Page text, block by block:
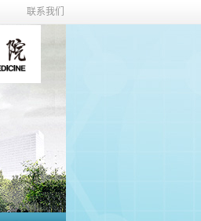
联系我们